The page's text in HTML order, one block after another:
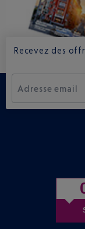
Recevez des
Adresse email